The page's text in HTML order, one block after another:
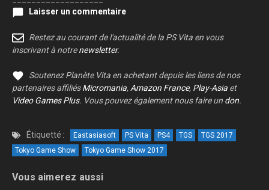
Laisser un commentaire
Restez au courant de l'actualité de la PS Vita en vous
inscrivant à notrenewsletter.
Soutenez Planète Vita en achetant depuis les liens de nos
partenaires affiliésMicromania, Amazon France, Play-Asia et
Video Games Plus. Vous pouvez également nous faire un don.
Étiquetté : Eastasiasoft PS Vita PS4 TGS
TGS 2017
Tokyo Game Show
Tokyo Game Show 2017
Vous aimerez aussi